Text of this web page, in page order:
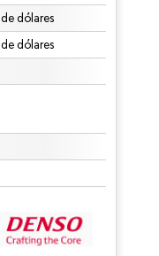
dólares
dólares